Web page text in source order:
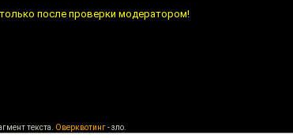
после проверки модератором!
текста. Оверквотинг- зло.